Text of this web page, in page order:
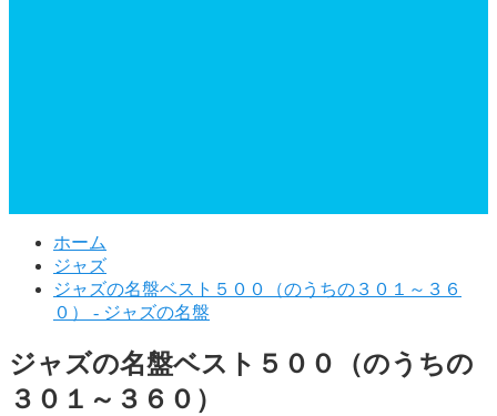
ホーム
ジャズ
ジャズの名盤ベスト５００（のうちの３０１～３６
０） - ジャズの名盤
ジャズの名盤ベスト５００（のうちの
３０１～３６０）